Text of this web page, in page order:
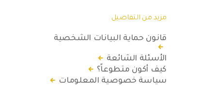
مزيد من التفاصيل
قانون حماية البيانات الشخصية
الأسئلة الشائعة
كيف أكون متطوعاً؟
سياسة خصوصية المعلومات